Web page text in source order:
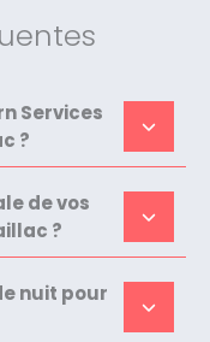
Services
?
de vos
?
nuit pour